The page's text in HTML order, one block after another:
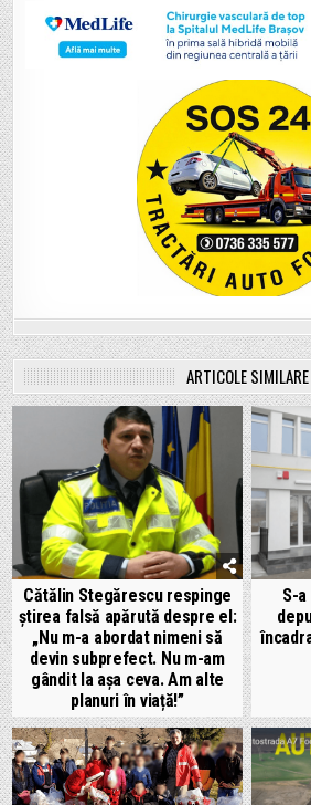
ARTICOLE SIMILARE
Cătălin Stegărescu respinge
știrea falsă apărută despre el:
„Nu m-a abordat nimeni să
devin subprefect. Nu m-am
gândit la așa ceva. Am alte
planuri în viață!”
S-